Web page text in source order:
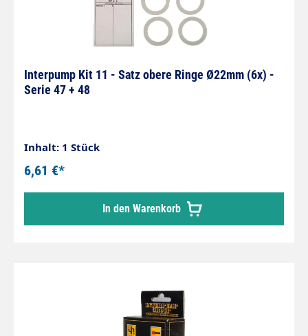
Interpump Kit 11 - Satz obere Ringe Ø22mm (6x) -
Serie 47 + 48
Inhalt: 1 Stück
6,61 €*
In den Warenkorb